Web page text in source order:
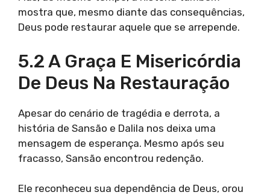
mostra que, mesmo diante das consequências,
Deus pode restaurar aquele que se arrepende.
5.2 A Graça E Misericórdia
De Deus Na Restauração
Apesar do cenário de tragédia e derrota, a
história de Sansão e Dalila nos deixa uma
mensagem de esperança. Mesmo após seu
fracasso, Sansão encontrou redenção.
Ele reconheceu sua dependência de Deus, orou